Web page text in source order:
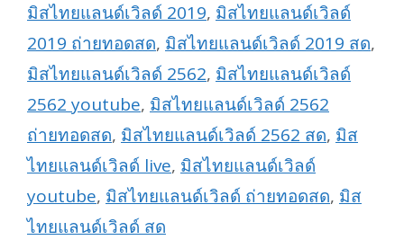
มิสไทยแลนด์เวิลด์ 2019, มิสไทยแลนด์เวิลด์
2019 ถ่ายทอดสด, มิสไทยแลนด์เวิลด์ 2019 สด,
มิสไทยแลนด์เวิลด์ 2562, มิสไทยแลนด์เวิลด์
2562 youtube, มิสไทยแลนด์เวิลด์ 2562
ถ่ายทอดสด, มิสไทยแลนด์เวิลด์ 2562 สด, มิส
ไทยแลนด์เวิลด์ live, มิสไทยแลนด์เวิลด์
youtube, มิสไทยแลนด์เวิลด์ ถ่ายทอดสด, มิส
ไทยแลนด์เวิลด์ สด